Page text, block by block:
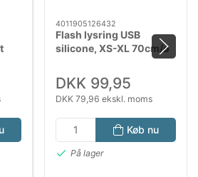
4011905126432
Flash lysring USB
silicone, XS-XL 70cm/ø
DKK 99,95
DKK 79,96 ekskl. moms
Køb nu
På lager